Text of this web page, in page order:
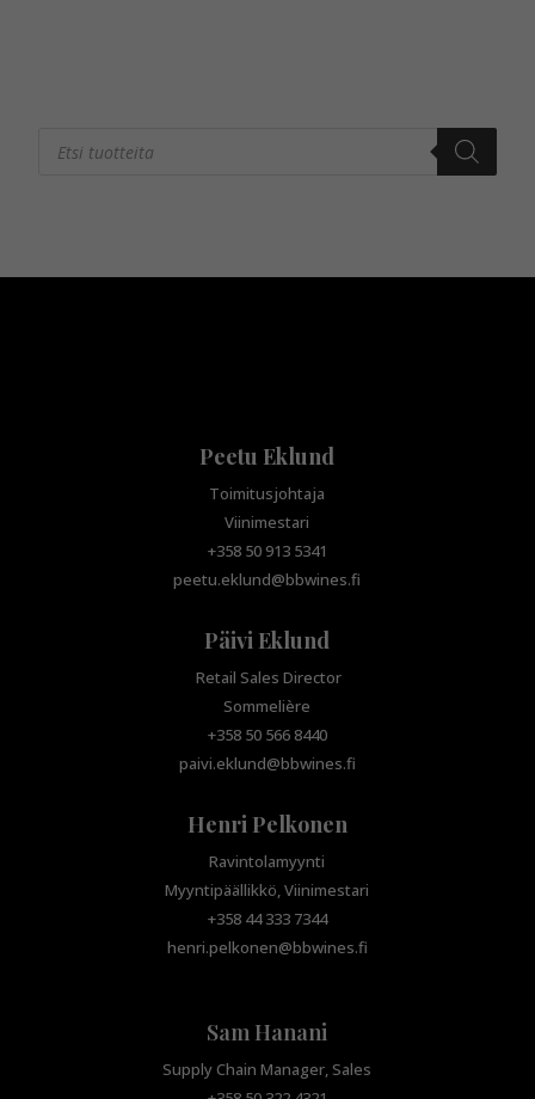
search
Peetu Eklund
Toimitusjohtaja
Viinimestari
+358 50 913 5341
peetu.eklund@bbwines.fi
Päivi Eklund
Retail Sales Director
Sommelière
+358 50 566 8440
paivi.eklund@bbwines.fi
Henri Pelkonen
Ravintolamyynti
Myyntipäällikkö, Viinimestari
+358 44 333 7344
henri.pelkonen@bbwines.fi
Sam Hanani
Supply Chain Manager, Sales